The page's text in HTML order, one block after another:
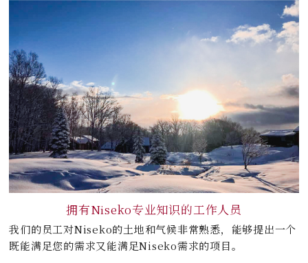
拥有Niseko专业知识的工作人员
我们的员工对Niseko的土地和气候非常熟悉，能够提出一个
既能满足您的需求又能满足Niseko需求的项目。